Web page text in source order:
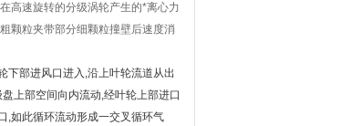
高速旋转的分级涡轮产生的*离心力
颗粒夹带部分细颗粒撞壁后速度消
下部进风口进入,沿上叶轮流道从出
上部空间向内流动,经叶轮上部进口
,如此循环流动形成一交叉循环气